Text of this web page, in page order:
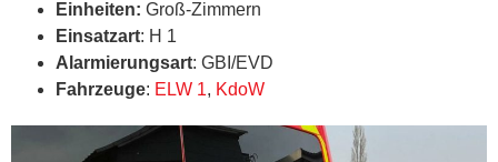
Einheiten: Groß-Zimmern
Einsatzart: H 1
Alarmierungsart: GBI/EVD
Fahrzeuge: ELW 1, KdoW